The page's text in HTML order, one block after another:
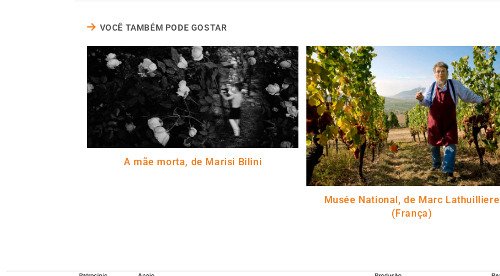
VOCÊ TAMBÉM PODE GOSTAR
A mãe morta, de Marisi Bilini
Musée National, de Marc Lathuilliere
(França)